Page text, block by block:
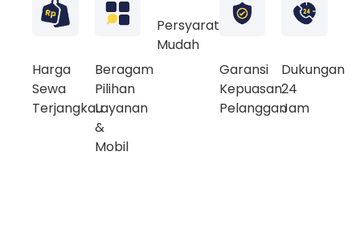
Harga
Sewa
Terjangkau
Beragam
Pilihan
Layanan
&
Mobil
Persyaratan
Mudah
Garansi
Kepuasan
Pelanggan
Dukungan
24
Jam